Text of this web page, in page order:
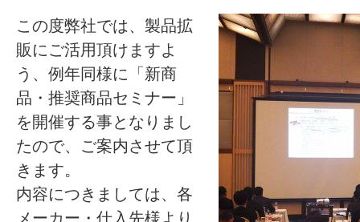
この度弊社では、製品拡
販にご活用頂けますよ
う、例年同様に「新商
品・推奨商品セミナー」
を開催する事となりまし
たので、ご案内させて頂
きます。
内容につきましては、各
メーカー・仕入先様より